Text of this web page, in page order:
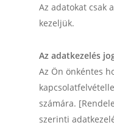
Az adatokat csak
kezeljük.
Az adatkezelés
Az Ön önkéntes
számára.
szerinti